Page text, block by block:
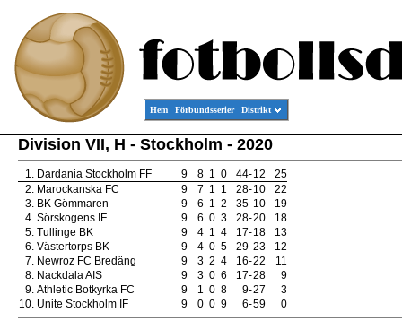
Hem Förbundsserier Distrikt
Division VII, H - Stockholm - 2020
1. Dardania Stockholm FF 9 8 1 0 44-12
25
2. Marockanska FC 9 7 1 1 28-10
22
3. BK Gömmaren 9 6 1 2 35-10
19
4. Sörskogens IF 9 6 0 3 28-20
18
5. Tullinge BK 9 4 1 4 17-18
13
6. Västertorps BK 9 4 0 5 29-23
12
7. Newroz FC Bredäng 9 3 2 4 16-22
11
8. Nackdala AIS 9 3 0 6 17-28
9
9. Athletic Botkyrka FC 9 1 0 8 9-27
3
10. Unite Stockholm IF 9 0 0 9 6-59 0